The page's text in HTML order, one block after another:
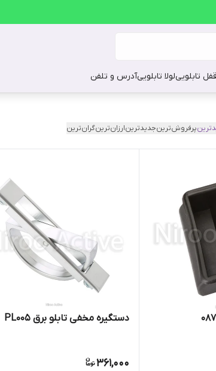
قفل تابلوییلولا تابلوییآدرس و تلفن
پرفروش‌ترینجدیدترینارزان‌ترینگران‌ترین
دستگیره مخفی تابلو برق PL005
361,000